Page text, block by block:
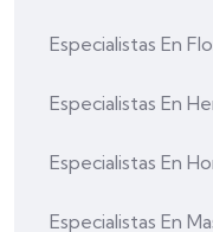
Especialistas En
Especialistas En
Especialistas En
Especialistas En